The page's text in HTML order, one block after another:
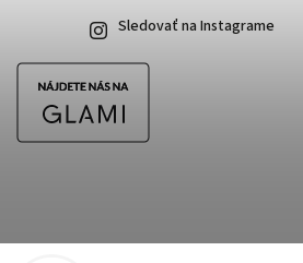
Sledovať na Instagrame